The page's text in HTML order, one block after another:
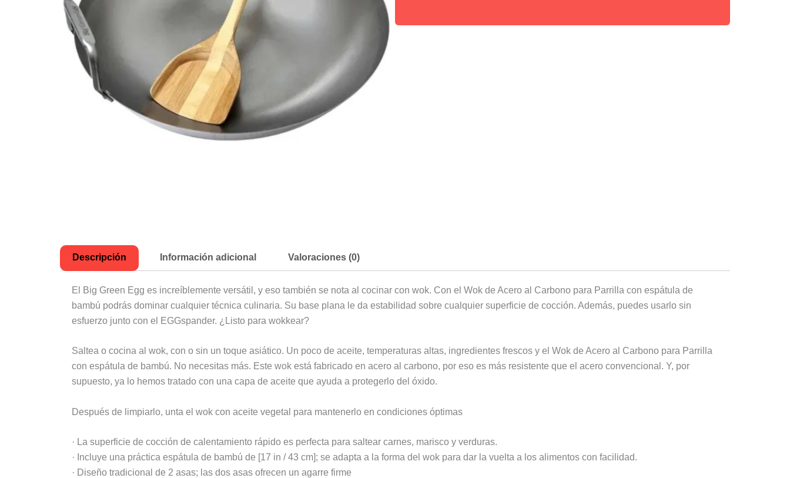
Descripción Información adicional Valoraciones (0)
El Big Green Egg es increíblemente versátil, y eso también se nota al cocinar con wok. Con el Wok de Acero al Carbono para Parrilla con espátula de
bambú podrás dominar cualquier técnica culinaria. Su base plana le da estabilidad sobre cualquier superficie de cocción. Además, puedes usarlo sin
esfuerzo junto con el EGGspander. ¿Listo para wokkear?
Saltea o cocina al wok, con o sin un toque asiático. Un poco de aceite, temperaturas altas, ingredientes frescos y el Wok de Acero al Carbono para Parrilla
con espátula de bambú. No necesitas más. Este wok está fabricado en acero al carbono, por eso es más resistente que el acero convencional. Y, por
supuesto, ya lo hemos tratado con una capa de aceite que ayuda a protegerlo del óxido.
Después de limpiarlo, unta el wok con aceite vegetal para mantenerlo en condiciones óptimas
· La superficie de cocción de calentamiento rápido es perfecta para saltear carnes, marisco y verduras.
· Incluye una práctica espátula de bambú de [17 in / 43 cm]; se adapta a la forma del wok para dar la vuelta a los alimentos con facilidad.
· Diseño tradicional de 2 asas; las dos asas ofrecen un agarre firme